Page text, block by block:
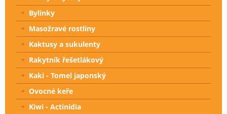
Bylinky
Masožravé rostliny
Kaktusy a sukulenty
Rakytník řešetlákový
Kaki - Tomel japonský
Ovocné keře
Kiwi - Actinidia